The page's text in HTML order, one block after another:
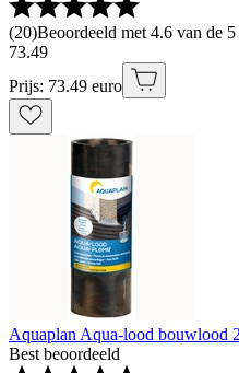
(20)Beoordeeld met 4.6 van de
73.49
Prijs: 73.49 euro
Aquaplan Aqua-lood bouwlood
Best beoordeeld